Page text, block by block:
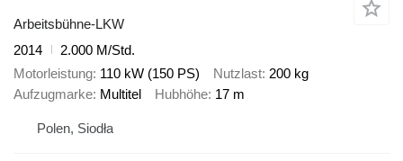
Arbeitsbühne-LKW
2014
2.000 M/Std.
Motorleistung 110 kW (150 PS) Nutzlast 200 kg
Aufzugmarke Multitel Hubhöhe 17 m
Polen, Siodła